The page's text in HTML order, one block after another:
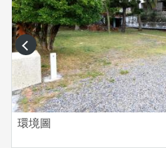
prev
環境圖